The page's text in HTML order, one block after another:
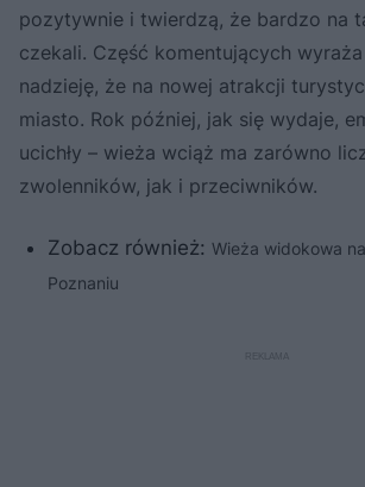
pozytywnie i twierdzą, że bardzo na
czekali. Część komentujących
nadzieję, że na nowej atrakcji
miasto. Rok później, jak się wydaje,
ucichły – wieża wciąż ma zarówno
zwolenników, jak i przeciwników.
Zobacz również: Wieża widokowa
Poznaniu